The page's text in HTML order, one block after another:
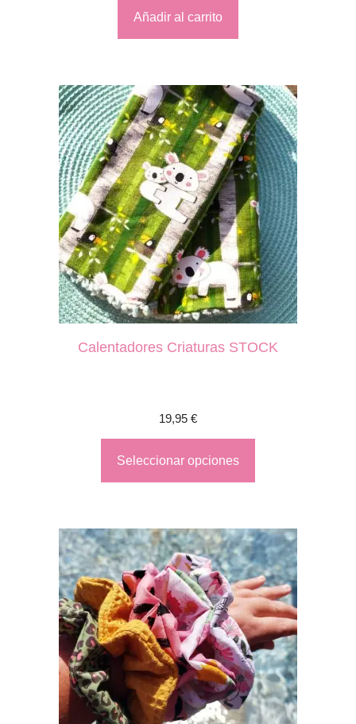
Añadir al carrito
Calentadores Criaturas STOCK
19,95 €
Seleccionar opciones